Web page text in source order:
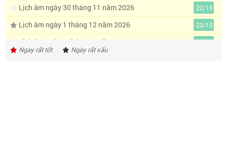
Lịch âm ngày 30 tháng 11 năm 2026 22/10
Lịch âm ngày 1 tháng 12 năm 2026 23/10
Lịch âm ngày 2 tháng 12 năm 2026 24/10
Ngày rất tốt Ngày rất xấu